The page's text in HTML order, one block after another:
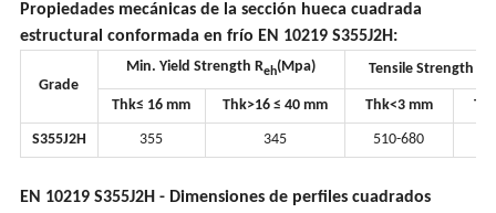
Propiedades mecánicas de la sección hueca cuadrada
estructural conformada en frío EN 10219 S355J2H:
Grade
Min. Yield Strength Reh(Mpa) Tensile Strength
Thk≤ 16 mm Thk>16 ≤ 40 mm Thk<3 mm
S355J2H 355 345 510-680
EN 10219 S355J2H - Dimensiones de perfiles cuadrados